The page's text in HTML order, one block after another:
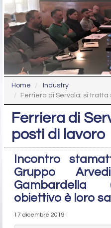
Home
Industry
Ferriera di Servola: si tratta
Ferriera di
posti di lavoro
Incontro
Gruppo
Gambardella
obiettivo è loro
17 dicembre 2019